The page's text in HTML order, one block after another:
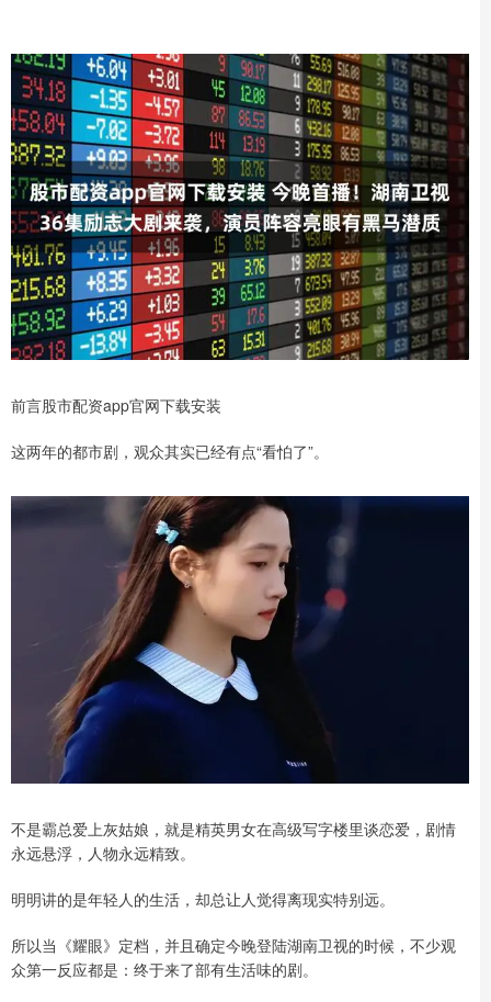
前言股市配资app官网下载安装
这两年的都市剧，观众其实已经有点“看怕了”。
不是霸总爱上灰姑娘，就是精英男女在高级写字楼里谈恋爱，剧情
永远悬浮，人物永远精致。
明明讲的是年轻人的生活，却总让人觉得离现实特别远。
所以当《耀眼》定档，并且确定今晚登陆湖南卫视的时候，不少观
众第一反应都是：终于来了部有生活味的剧。